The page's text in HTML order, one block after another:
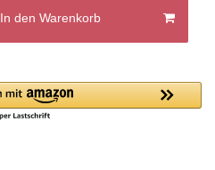
In den Warenkorb